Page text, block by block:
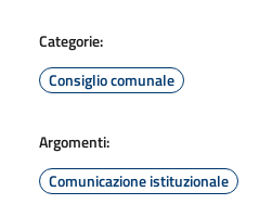
Categorie:
Consiglio comunale
Argomenti:
Comunicazione istituzionale